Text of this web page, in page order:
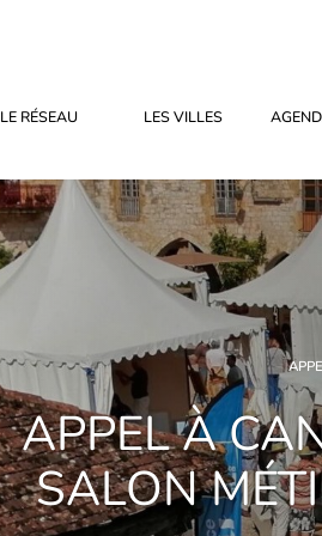
LE RÉSEAU LES VILLES
APPEL À
SALON